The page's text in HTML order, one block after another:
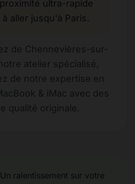
ultra-rapide
aller jusqu'à Paris.
de Chennevières-sur-
atelier spécialisé,
de notre expertise en
& iMac avec des
qualité originale.
Un ralentissement sur votre